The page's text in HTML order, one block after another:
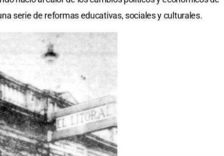
serie de reformas educativas, sociales y culturales.